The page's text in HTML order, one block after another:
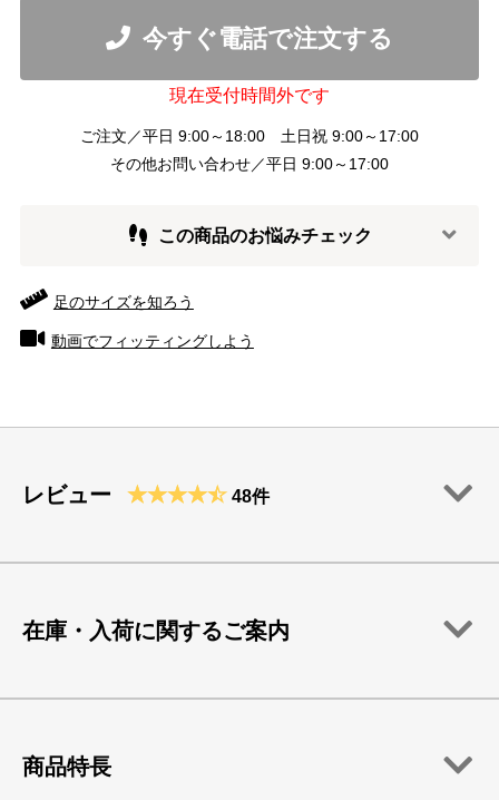
今すぐ電話で注文する
現在受付時間外です
ご注文／平日 9:00～18:00 土日祝 9:00～17:00
その他お問い合わせ／平日 9:00～17:00
この商品のお悩みチェック
足のサイズを知ろう
動画でフィッティングしよう
レビュー 48件
在庫・入荷に関するご案内
商品特長